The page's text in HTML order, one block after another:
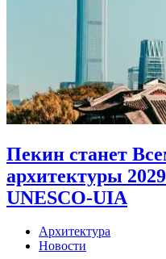
Пекин станет
архитектуры
UNESCO-UIA
Архитектура
Новости